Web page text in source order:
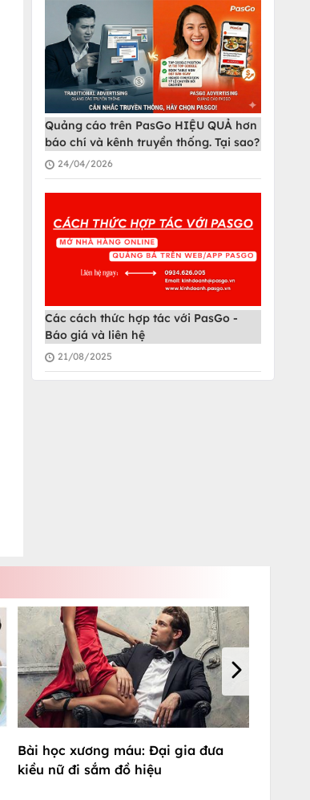
Quảng cáo trên PasGo HIỆU QUẢ hơn
báo chí và kênh truyền thống. Tại sao?
24/04/2026
Các cách thức hợp tác với PasGo -
Báo giá và liên hệ
21/08/2025
Bài học xương máu: Đại gia đưa
kiều nữ đi sắm đồ hiệu